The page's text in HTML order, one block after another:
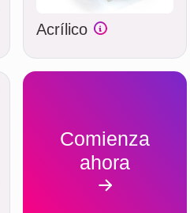
Acrílico
Comienza
ahora